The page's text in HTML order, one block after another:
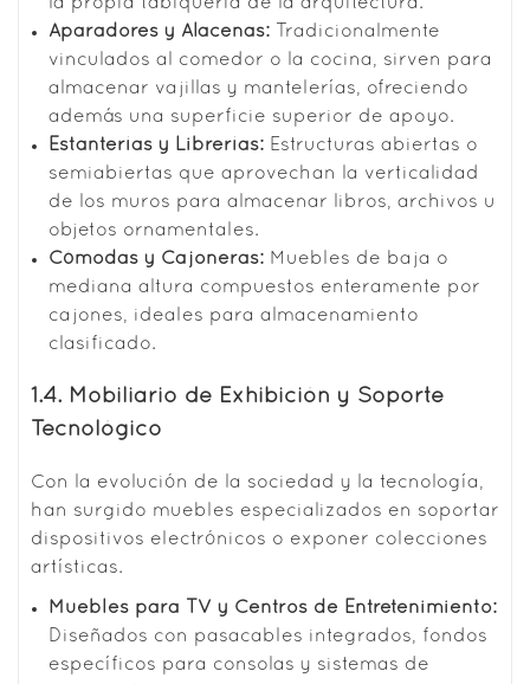
la propia tabiquería de la arquitectura.
Aparadores y Alacenas: Tradicionalmente
vinculados al comedor o la cocina, sirven para
almacenar vajillas y mantelerías, ofreciendo
además una superficie superior de apoyo.
Estanterías y Librerías: Estructuras abiertas o
semiabiertas que aprovechan la verticalidad
de los muros para almacenar libros, archivos u
objetos ornamentales.
Cómodas y Cajoneras: Muebles de baja o
mediana altura compuestos enteramente por
cajones, ideales para almacenamiento
clasificado.
1.4. Mobiliario de Exhibición y Soporte
Tecnológico
Con la evolución de la sociedad y la tecnología,
han surgido muebles especializados en soportar
dispositivos electrónicos o exponer colecciones
artísticas.
Muebles para TV y Centros de Entretenimiento:
Diseñados con pasacables integrados, fondos
específicos para consolas y sistemas de